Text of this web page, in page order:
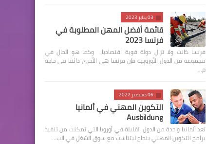
03 يناير 2023
قائمة أفضل المهن المطلوبة في
فرنسا 2023
فرنسا كانت ولا تزال دولة قوية اقتصاديا، وكما هو الحال في
مجموعة من الدول الأوروبية فإن فرنسا هي الأخرى دائما في حاجة
م…
06 ديسمبر 2022
التكوين المهني في ألمانيا
Ausbildung
تعد ألمانيا واحدة من الدول القليلة في أوروبا التي تمكنت من تنفيذ
برامج التكوين المهني بنجاح ليتناسب مع سوق الشغل في الب…